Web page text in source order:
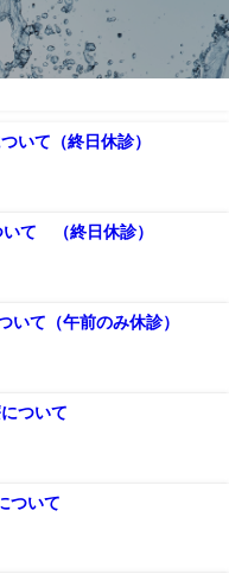
いて（終日休診）
て （終日休診）
いて（午前のみ休診）
について
ついて